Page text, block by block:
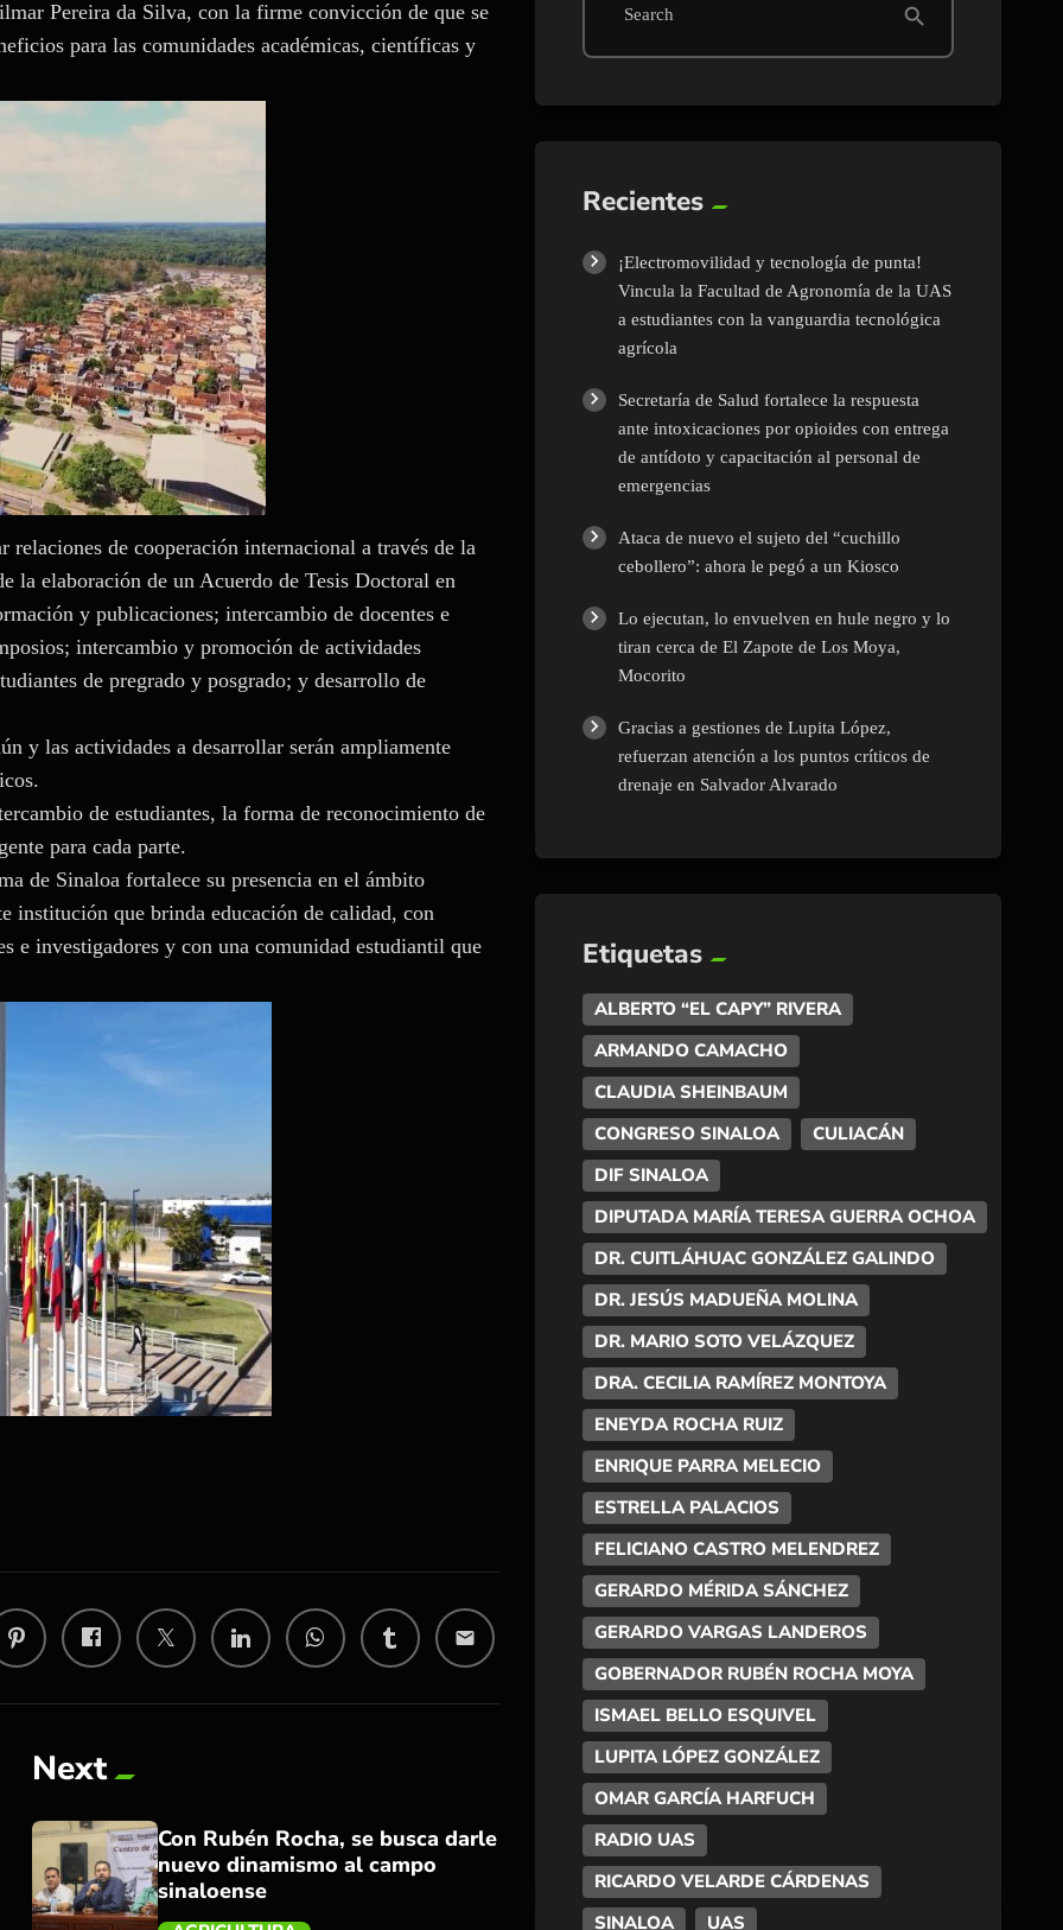
Pereira da Silva, con la firme convicción de que se
para las comunidades académicas, científicas y
de cooperación internacional a través de la
la elaboración de un Acuerdo de Tesis Doctoral en
y publicaciones; intercambio de docentes e
intercambio y promoción de actividades
de pregrado y posgrado; y desarrollo de
y las actividades a desarrollar serán ampliamente
de estudiantes, la forma de reconocimiento de
para cada parte.
de Sinaloa fortalece su presencia en el ámbito
institución que brinda educación de calidad, con
e investigadores y con una comunidad estudiantil que
email
Next
Con Rubén Rocha, se busca darle
nuevo dinamismo al campo
sinaloense
Search search
Recientes
¡Electromovilidad y tecnología de punta!
Vincula la Facultad de Agronomía de la UAS
a estudiantes con la vanguardia tecnológica
agrícola
Secretaría de Salud fortalece la respuesta
ante intoxicaciones por opioides con entrega
de antídoto y capacitación al personal de
emergencias
Ataca de nuevo el sujeto del “cuchillo
cebollero”: ahora le pegó a un Kiosco
Lo ejecutan, lo envuelven en hule negro y lo
tiran cerca de El Zapote de Los Moya,
Mocorito
Gracias a gestiones de Lupita López,
refuerzan atención a los puntos críticos de
drenaje en Salvador Alvarado
Etiquetas
ALBERTO “EL CAPY” RIVERA
ARMANDO CAMACHO
CLAUDIA SHEINBAUM
CONGRESO SINALOA
CULIACÁN
DIF SINALOA
DIPUTADA MARÍA TERESA GUERRA OCHOA
DR. CUITLÁHUAC GONZÁLEZ GALINDO
DR. JESÚS MADUEÑA MOLINA
DR. MARIO SOTO VELÁZQUEZ
DRA. CECILIA RAMÍREZ MONTOYA
ENEYDA ROCHA RUIZ
ENRIQUE PARRA MELECIO
ESTRELLA PALACIOS
FELICIANO CASTRO MELENDREZ
GERARDO MÉRIDA SÁNCHEZ
GERARDO VARGAS LANDEROS
GOBERNADOR RUBÉN ROCHA MOYA
ISMAEL BELLO ESQUIVEL
LUPITA LÓPEZ GONZÁLEZ
OMAR GARCÍA HARFUCH
RADIO UAS
RICARDO VELARDE CÁRDENAS
SINALOA
UAS